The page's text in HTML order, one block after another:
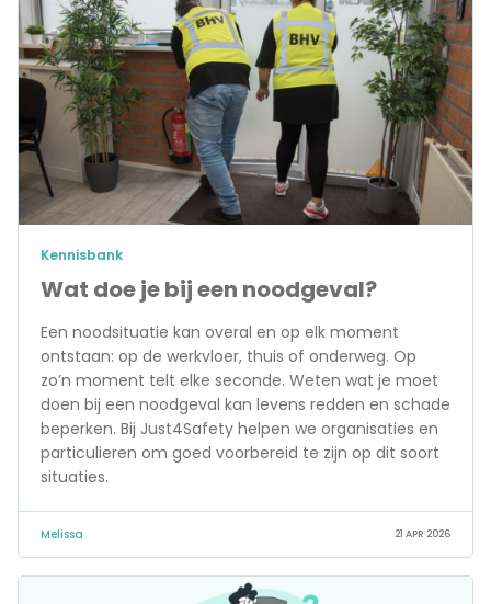
Wat doe je bij een noodgeval?
Kennisbank
Een noodsituatie kan overal en op elk moment
ontstaan: op de werkvloer, thuis of onderweg. Op
zo’n moment telt elke seconde. Weten wat je moet
doen bij een noodgeval kan levens redden en schade
beperken. Bij Just4Safety helpen we organisaties en
particulieren om goed voorbereid te zijn op dit soort
situaties.
Melissa 21 APR 2026